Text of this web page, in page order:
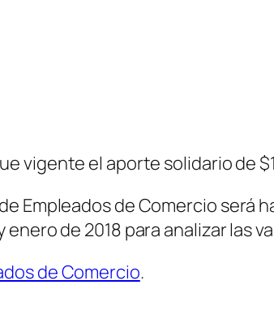
vigente el aporte solidario de
Empleados de Comercio será
de 2018 para analizar las
de Comercio.